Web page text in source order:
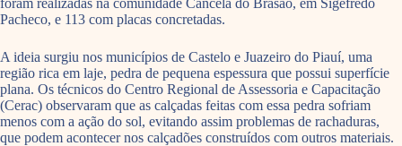
Pacheco, e 113 com placas concretadas.
A ideia surgiu nos municípios de Castelo e Juazeiro do Piauí, uma
região rica em laje, pedra de pequena espessura que possui superfície
plana. Os técnicos do Centro Regional de Assessoria e Capacitação
(Cerac) observaram que as calçadas feitas com essa pedra sofriam
menos com a ação do sol, evitando assim problemas de rachaduras,
que podem acontecer nos calçadões construídos com outros materiais.